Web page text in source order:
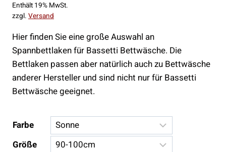
99,90 €
Enthält 19% MwSt.
zzgl. Versand
Hier finden Sie eine große Auswahl an
Spannbettlaken für Bassetti Bettwäsche. Die
Bettlaken passen aber natürlich auch zu Bettwäsche
anderer Hersteller und sind nicht nur für Bassetti
Bettwäsche geeignet.
Farbe
Größe